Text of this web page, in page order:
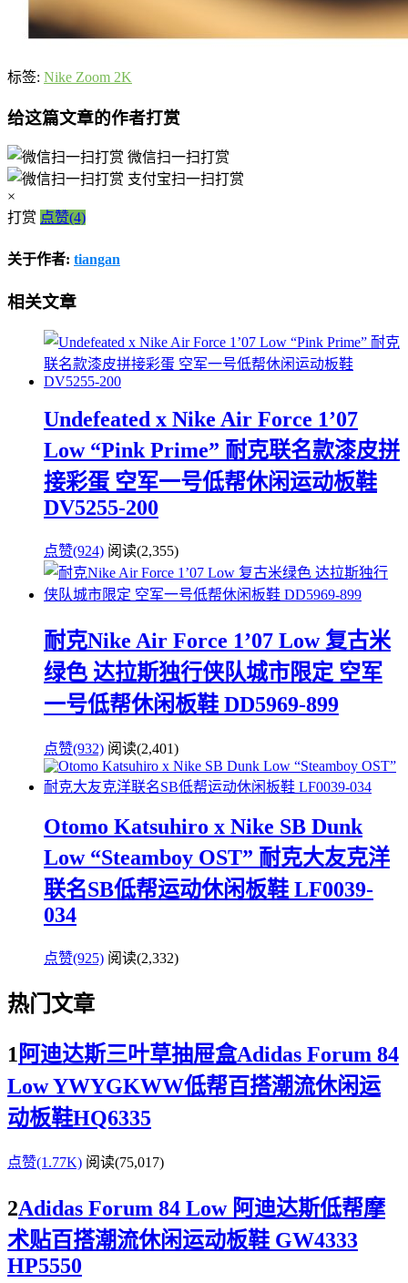
标签: Nike Zoom 2K
给这篇文章的作者打赏
微信扫一扫打赏
支付宝扫一扫打赏
×
打赏 点赞(4)
关于作者: tiangan
相关文章
Undefeated x Nike Air Force 1’07
Low “Pink Prime” 耐克联名款漆皮拼
接彩蛋 空军一号低帮休闲运动板鞋
DV5255-200
点赞(924) 阅读(2,355)
耐克Nike Air Force 1’07 Low 复古米
绿色 达拉斯独行侠队城市限定 空军
一号低帮休闲板鞋 DD5969-899
点赞(932) 阅读(2,401)
Otomo Katsuhiro x Nike SB Dunk
Low “Steamboy OST” 耐克大友克洋
联名SB低帮运动休闲板鞋 LF0039-
034
点赞(925) 阅读(2,332)
热门文章
1 阿迪达斯三叶草抽屉盒Adidas Forum 84
Low YWYGKWW低帮百搭潮流休闲运
动板鞋HQ6335
点赞(1.77K) 阅读(75,017)
2Adidas Forum 84 Low 阿迪达斯低帮摩
术贴百搭潮流休闲运动板鞋 GW4333
HP5550